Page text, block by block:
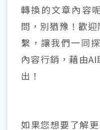
轉換的文章內容
問，別猶豫！歡
繫，讓我們一同
內容行銷，藉由
出！
如果您想要了解